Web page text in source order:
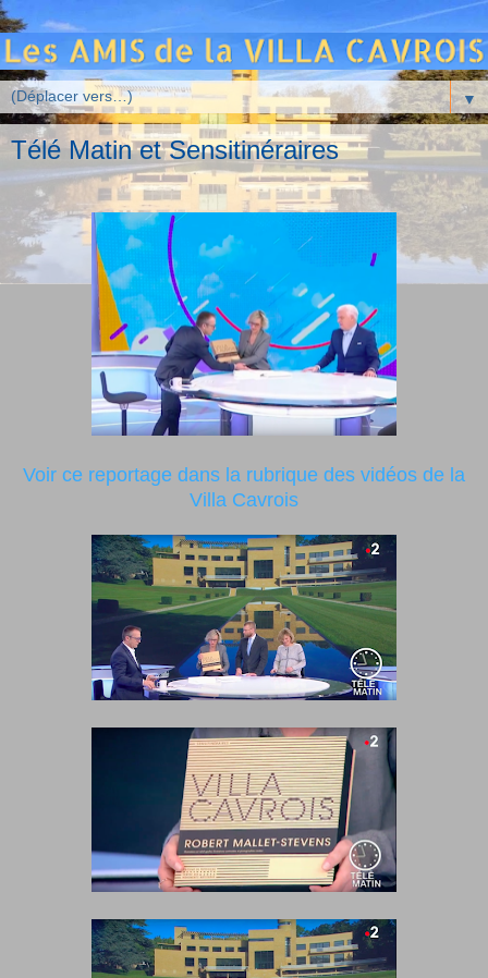
▼
Télé Matin et Sensitinéraires
Voir ce reportage dans la rubrique des vidéos de la
Villa Cavrois